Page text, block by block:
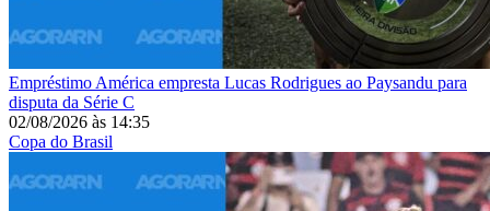
Empréstimo América empresta Lucas Rodrigues ao Paysandu para
disputa da Série C
02/08/2026 às 14:35
Copa do Brasil